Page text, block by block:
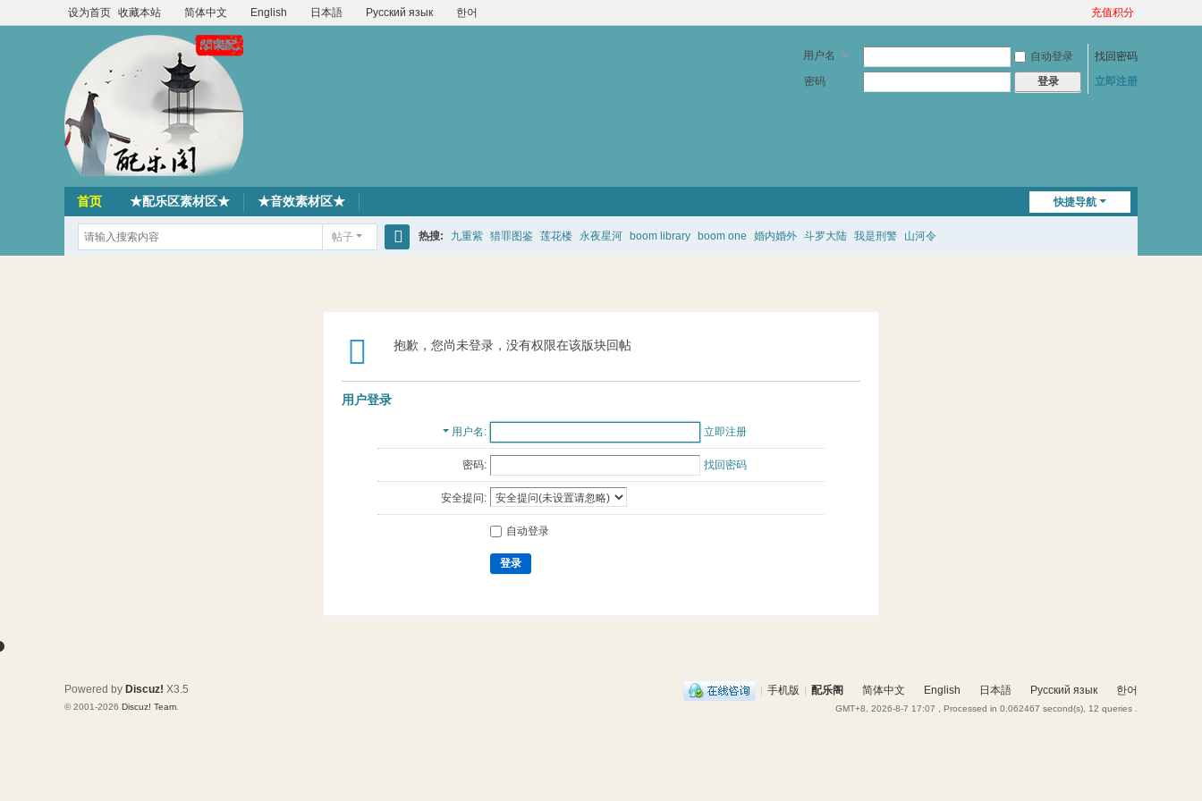
设为首页 收藏本站 简体中文 English 日本語 Русский язык 한어 充值积分
用户名 自动登录
找回密码
密码
登录 立即注册
快捷导航
首页 ★配乐区素材区★ ★音效素材区★
帖子 热搜: 九重紫 猎罪图鉴 莲花楼 永夜星河 boom library boom one 婚内婚外 斗罗大陆 我是刑警 山河令
抱歉，您尚未登录，没有权限在该版块回帖
用户登录
用户名 立即注册
密码: 找回密码
安全提问:
自动登录
登录
| 手机版 | 配乐阁 简体中文 English 日本語 Русский язык 한어
GMT+8, 2026-8-7 17:07 , Processed in 0.062467 second(s), 12 queries .
Powered by Discuz! X3.5
© 2001-2026 Discuz! Team